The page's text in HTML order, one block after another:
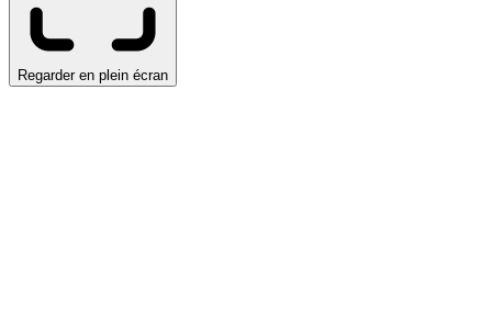
Regarder en plein écran